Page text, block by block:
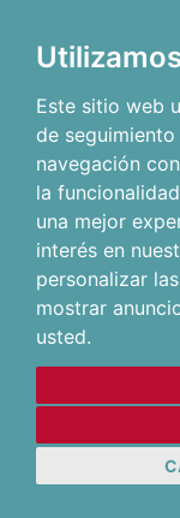
Este sitio web
de
navegación
la
una mejor
interés en
personalizar
mostrar
usted.